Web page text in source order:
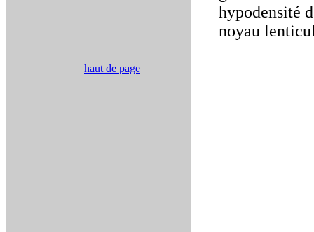
haut de page
hypodensité
noyau